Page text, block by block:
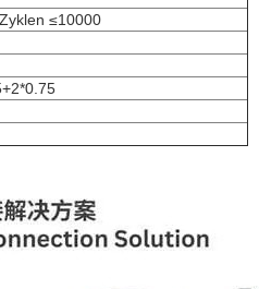
≤10000